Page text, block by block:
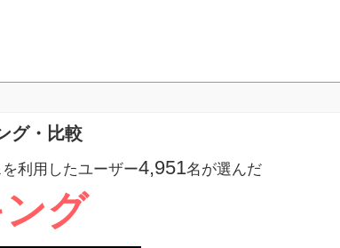
グ・比較
利用したユーザー4,951名が選んだ
グ